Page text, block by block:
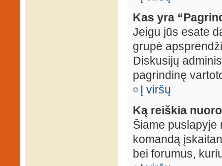
Kas yra
Jeigu jūs esate
grupė
Diskusijų
pagrindinę
Į viršų
Ką reiškia
Šiame
komandą
bei forumus,